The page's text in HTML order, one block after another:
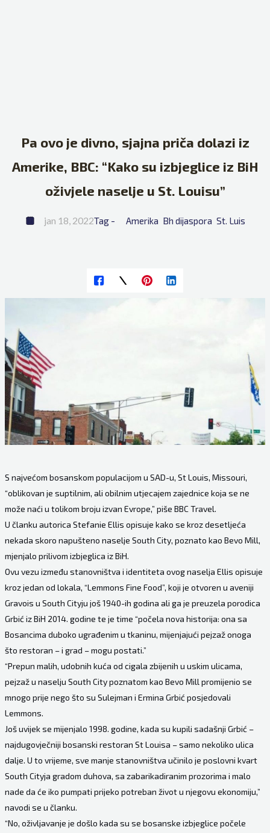
Pa ovo je divno, sjajna priča dolazi iz
Amerike, BBC: “Kako su izbjeglice iz BiH
oživjele naselje u St. Louisu”
jan 18, 2022Tag - Amerika Bh dijaspora St. Luis
S najvećom bosanskom populacijom u SAD-u, St Louis, Missouri,
“oblikovan je suptilnim, ali obilnim utjecajem zajednice koja se ne
može naći u tolikom broju izvan Evrope,” piše BBC Travel.
U članku autorica Stefanie Ellis opisuje kako se kroz desetljeća
nekada skoro napušteno naselje South City, poznato kao Bevo Mill,
mjenjalo prilivom izbjeglica iz BiH.
Ovu vezu između stanovništva i identiteta ovog naselja Ellis opisuje
kroz jedan od lokala, “Lemmons Fine Food”, koji je otvoren u aveniji
Gravois u South Cityju još 1940-ih godina ali ga je preuzela porodica
Grbić iz BiH 2014. godine te je time “počela nova historija: ona sa
Bosancima duboko ugrađenim u tkaninu, mijenjajući pejzaž onoga
što restoran – i grad – mogu postati.”
“Prepun malih, udobnih kuća od cigala zbijenih u uskim ulicama,
pejzaž u naselju South City poznatom kao Bevo Mill promijenio se
mnogo prije nego što su Sulejman i Ermina Grbić posjedovali
Lemmons.
Još uvijek se mijenjalo 1998. godine, kada su kupili sadašnji Grbić –
najdugovječniji bosanski restoran St Louisa – samo nekoliko ulica
dalje. U to vrijeme, sve manje stanovništva učinilo je poslovni kvart
South Cityja gradom duhova, sa zabarikadiranim prozorima i malo
nade da će iko pumpati prijeko potreban život u njegovu ekonomiju,”
navodi se u članku.
“No, oživljavanje je došlo kada su se bosanske izbjeglice počele